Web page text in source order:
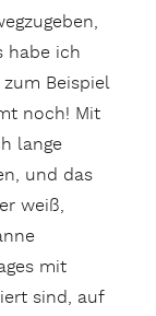
habe ich
Beispiel
noch! Mit
lange
und das
weiß,
mit
sind, auf